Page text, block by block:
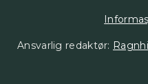
Ansvarlig redaktør: